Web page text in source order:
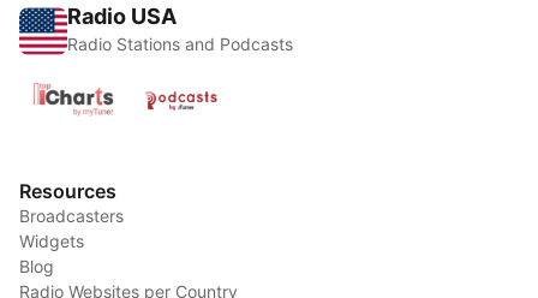
Radio USA
Radio Stations and Podcasts
Resources
Broadcasters
Widgets
Blog
Radio Websites per Country